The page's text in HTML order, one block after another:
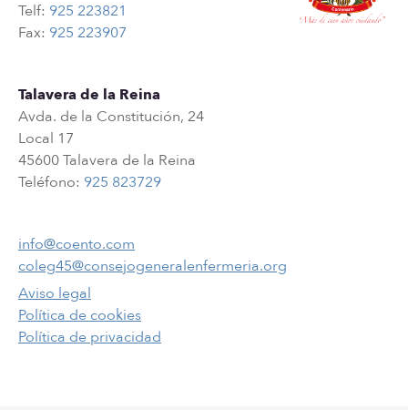
Telf: 925 223821
Fax: 925 223907
Talavera de la Reina
Avda. de la Constitución, 24
Local 17
45600 Talavera de la Reina
Teléfono: 925 823729
info@coento.com
coleg45@consejogeneralenfermeria.org
Aviso legal
Política de cookies
Política de privacidad